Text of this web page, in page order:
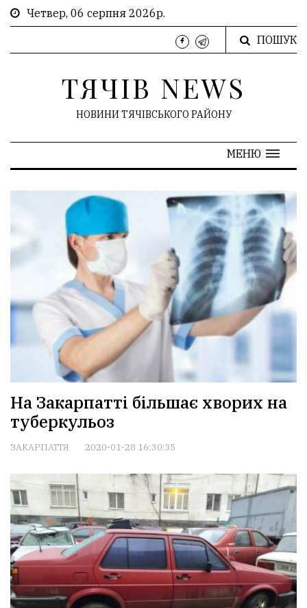
Четвер, 06 серпня 2026р.
ПОШУК
ТЯЧІВ NEWS
НОВИНИ ТЯЧІВСЬКОГО РАЙОНУ
МЕНЮ
На Закарпатті більшає хворих на
туберкульоз
ЗАКАРПАТТЯ 2020-01-28 16:30:35